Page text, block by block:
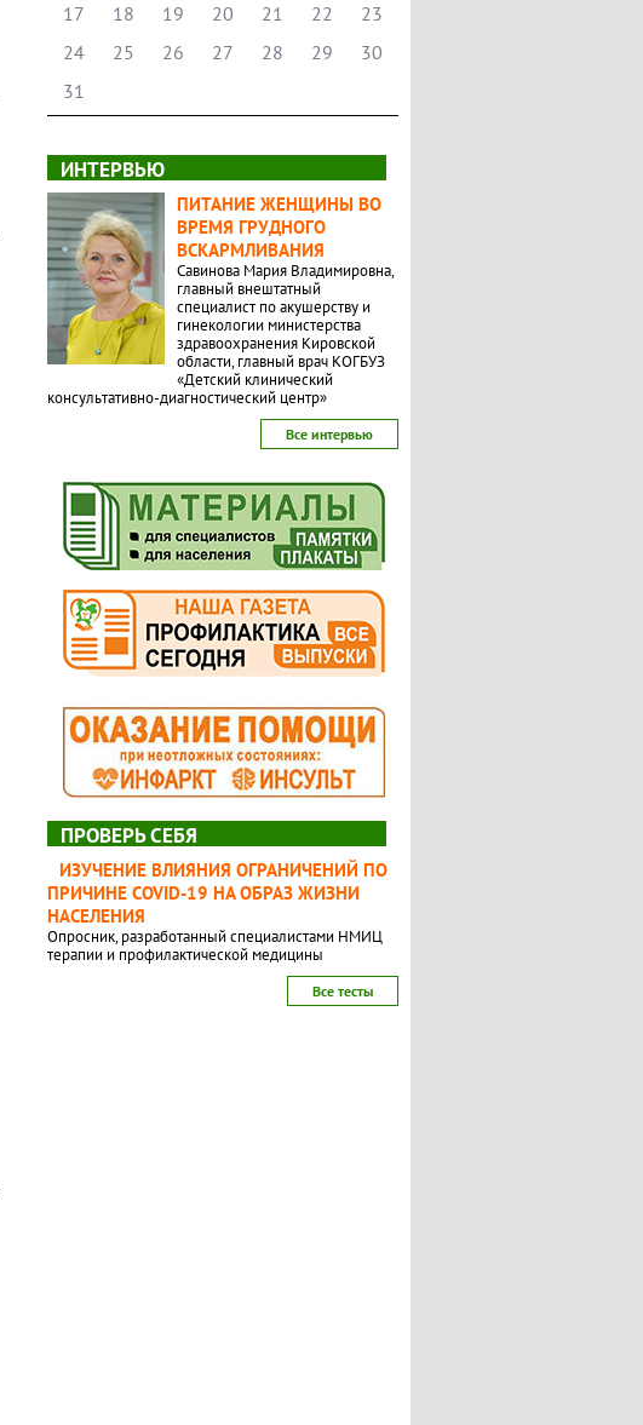
17
18 19 20 21 22
23
24
25 26 27 28 29
30
31
ИНТЕРВЬЮ
ПИТАНИЕ ЖЕНЩИНЫ ВО
ВРЕМЯ ГРУДНОГО
ВСКАРМЛИВАНИЯ
Савинова Мария Владимировна,
главный внештатный
специалист по акушерству и
гинекологии министерства
здравоохранения Кировской
области, главный врач КОГБУЗ
«Детский клинический
консультативно-диагностический центр»
Все интервью
ПРОВЕРЬ СЕБЯ
ИЗУЧЕНИЕ ВЛИЯНИЯ ОГРАНИЧЕНИЙ ПО
ПРИЧИНЕ COVID-19 НА ОБРАЗ ЖИЗНИ
НАСЕЛЕНИЯ
Опросник, разработанный специалистами НМИЦ
терапии и профилактической медицины
Все тесты